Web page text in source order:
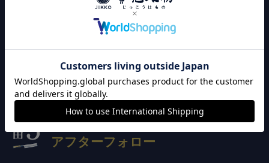
カスタマイズ加工
安心の
アフターフォロー